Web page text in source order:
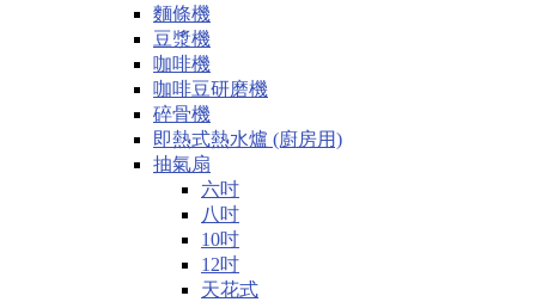
麵條機
豆漿機
咖啡機
咖啡豆研磨機
碎骨機
即熱式熱水爐 (廚房用)
抽氣扇
六吋
八吋
10吋
12吋
天花式